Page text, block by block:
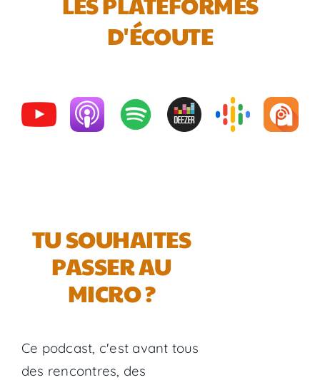
D'ÉCOUTE
TU SOUHAITES
PASSER AU
MICRO ?
Ce podcast, c'est avant tous
des rencontres, des